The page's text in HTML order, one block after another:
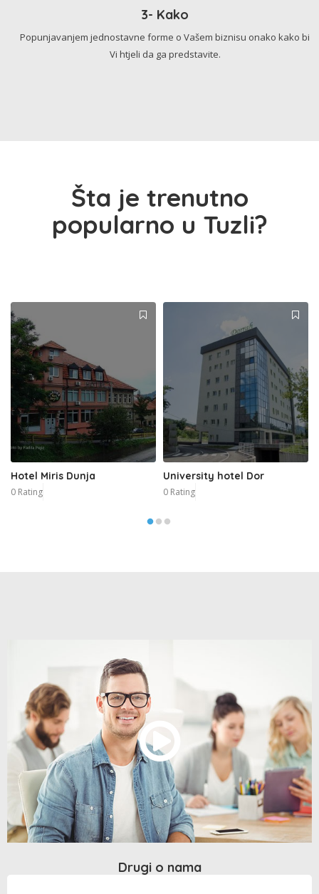
3- Kako
Popunjavanjem jednostavne forme o Vašem biznisu onako kako bi
Vi htjeli da ga predstavite.
Šta je trenutno
popularno u Tuzli?
Hotel Miris Dunja
0 Rating
University hotel Dor
0 Rating
Drugi o nama